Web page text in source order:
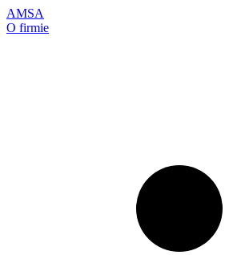
AMSA
O firmie